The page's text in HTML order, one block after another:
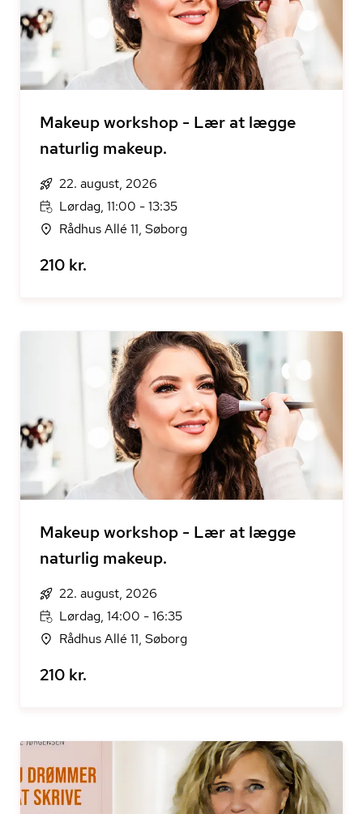
Makeup workshop - Lær at lægge
naturlig makeup.
22. august, 2026
Lørdag, 11:00 - 13:35
Rådhus Allé 11, Søborg
210 kr.
Makeup workshop - Lær at lægge
naturlig makeup.
22. august, 2026
Lørdag, 14:00 - 16:35
Rådhus Allé 11, Søborg
210 kr.